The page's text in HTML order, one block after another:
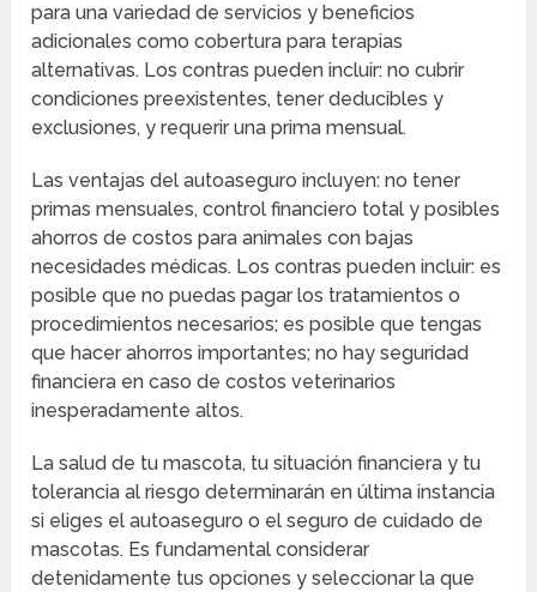
para una variedad de servicios y beneficios
adicionales como cobertura para terapias
alternativas. Los contras pueden incluir: no cubrir
condiciones preexistentes, tener deducibles y
exclusiones, y requerir una prima mensual.
Las ventajas del autoaseguro incluyen: no tener
primas mensuales, control financiero total y posibles
ahorros de costos para animales con bajas
necesidades médicas. Los contras pueden incluir: es
posible que no puedas pagar los tratamientos o
procedimientos necesarios; es posible que tengas
que hacer ahorros importantes; no hay seguridad
financiera en caso de costos veterinarios
inesperadamente altos.
La salud de tu mascota, tu situación financiera y tu
tolerancia al riesgo determinarán en última instancia
si eliges el autoaseguro o el seguro de cuidado de
mascotas. Es fundamental considerar
detenidamente tus opciones y seleccionar la que